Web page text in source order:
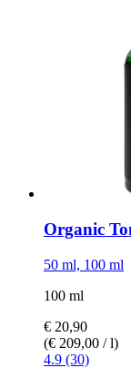
Organic
50 ml, 100 ml
100 ml
€ 20,90
(€ 209,00 / l)
4.9 (30)